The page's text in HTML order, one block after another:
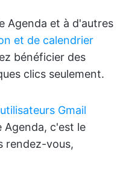
Agenda et à d'autres
et de calendrier
bénéficier des
clics seulement.
Gmail
Agenda, c'est le
rendez-vous,